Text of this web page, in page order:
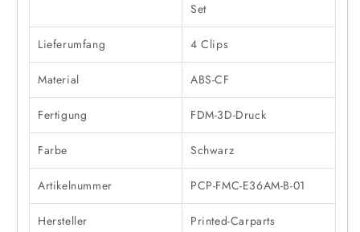
Set
Lieferumfang 4 Clips
Material ABS-CF
Fertigung FDM-3D-Druck
Farbe Schwarz
Artikelnummer PCP-FMC-E36AM-B-01
Hersteller Printed-Carparts